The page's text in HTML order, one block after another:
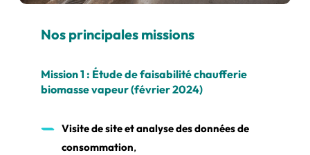
Nos principales missions
Mission 1 : Étude de faisabilité chaufferie
biomasse vapeur (février 2024)
Visite de site et analyse des données de
consommation,